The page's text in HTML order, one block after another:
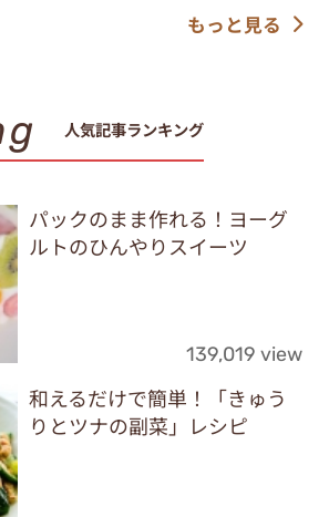
もっと見る
人気記事ランキング
パックのまま作れる！ヨーグ
ルトのひんやりスイーツ
139,019 view
和えるだけで簡単！「きゅう
りとツナの副菜」レシピ